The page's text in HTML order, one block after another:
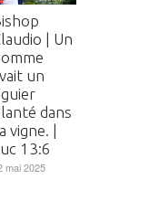
| Un
un
dans
vigne. |
13:6
mai 2025